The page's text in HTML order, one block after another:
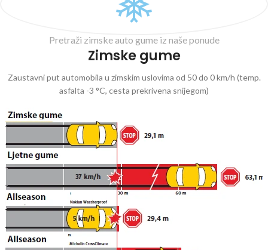
Pretraži zimske auto gume iz naše ponude
Zimske gume
Zaustavni put automobila u zimskim uslovima od 50 do 0 km/h (temp.
asfalta -3 °C, cesta prekrivena snijegom)